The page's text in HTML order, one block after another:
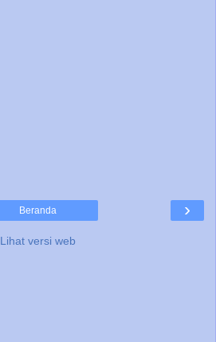
›
Beranda
Lihat versi web